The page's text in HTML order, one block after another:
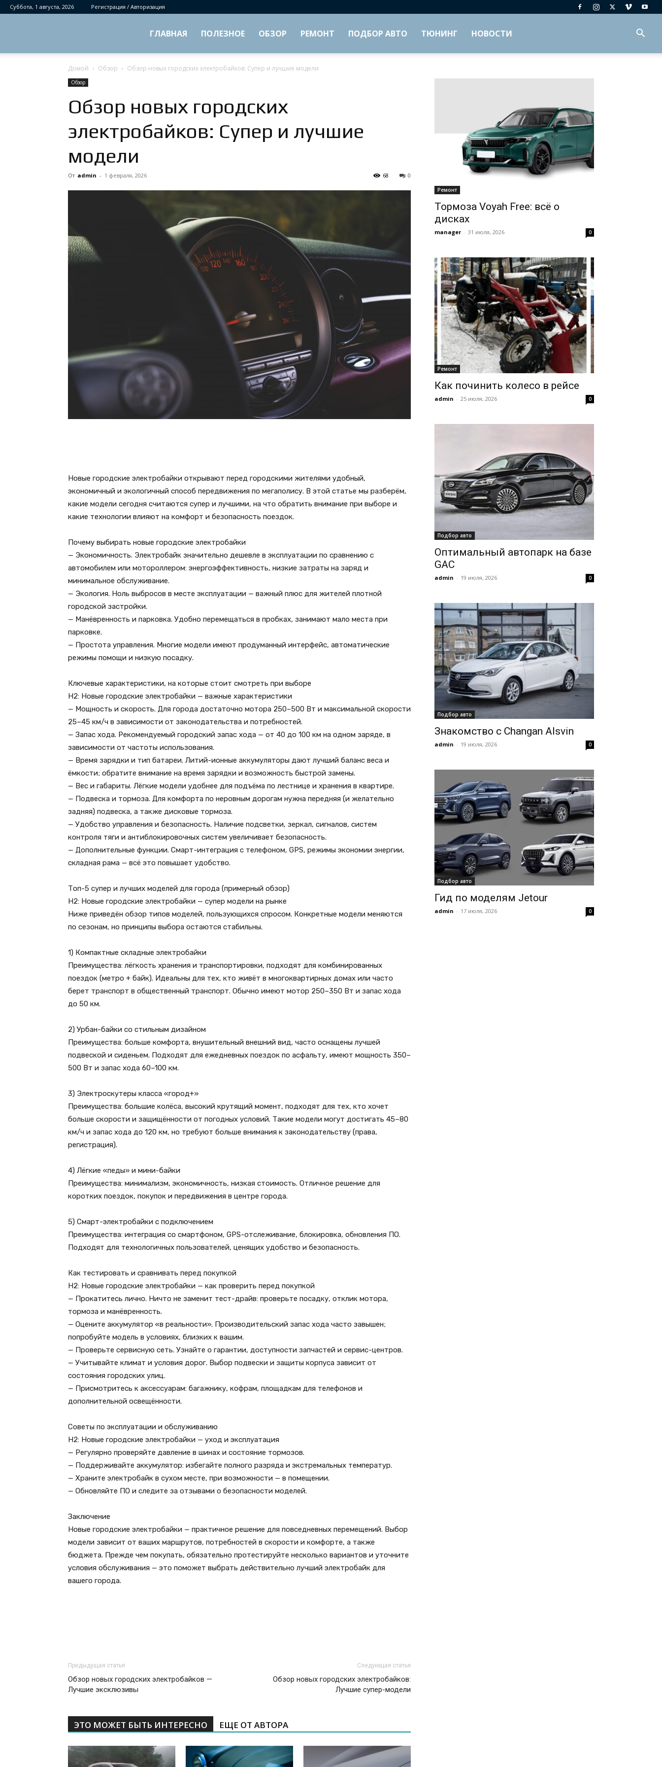
Суббота, 1 августа, 2026 Регистрация / Авторизация
ГЛАВНАЯ ПОЛЕЗНОЕ ОБЗОР РЕМОНТ ПОДБОР АВТО ТЮНИНГ НОВОСТИ
Домой Обзор Обзор новых городских электробайков: Супер и лучшие модели
Обзор
Обзор новых городских
электробайков: Супер и лучшие
модели
От admin - 1 февраля, 2026 0
68
Новые городские электробайки открывают перед городскими жителями удобный,
экономичный и экологичный способ передвижения по мегаполису. В этой статье мы разберём,
какие модели сегодня считаются супер и лучшими, на что обратить внимание при выборе и
какие технологии влияют на комфорт и безопасность поездок.
Почему выбирать новые городские электробайки
— Экономичность. Электробайк значительно дешевле в эксплуатации по сравнению с
автомобилем или мотороллером: энергоэффективность, низкие затраты на заряд и
минимальное обслуживание.
— Экология. Ноль выбросов в месте эксплуатации — важный плюс для жителей плотной
городской застройки.
— Манёвренность и парковка. Удобно перемещаться в пробках, занимают мало места при
парковке.
— Простота управления. Многие модели имеют продуманный интерфейс, автоматические
режимы помощи и низкую посадку.
Ключевые характеристики, на которые стоит смотреть при выборе
H2: Новые городские электробайки — важные характеристики
— Мощность и скорость. Для города достаточно мотора 250–500 Вт и максимальной скорости
25–45 км/ч в зависимости от законодательства и потребностей.
— Запас хода. Рекомендуемый городский запас хода — от 40 до 100 км на одном заряде, в
зависимости от частоты использования.
— Время зарядки и тип батареи. Литий-ионные аккумуляторы дают лучший баланс веса и
ёмкости; обратите внимание на время зарядки и возможность быстрой замены.
— Вес и габариты. Лёгкие модели удобнее для подъёма по лестнице и хранения в квартире.
— Подвеска и тормоза. Для комфорта по неровным дорогам нужна передняя (и желательно
задняя) подвеска, а также дисковые тормоза.
— Удобство управления и безопасность. Наличие подсветки, зеркал, сигналов, систем
контроля тяги и антиблокировочных систем увеличивает безопасность.
— Дополнительные функции. Смарт-интеграция с телефоном, GPS, режимы экономии энергии,
складная рама — всё это повышает удобство.
Топ-5 супер и лучших моделей для города (примерный обзор)
H2: Новые городские электробайки — супер модели на рынке
Ниже приведён обзор типов моделей, пользующихся спросом. Конкретные модели меняются
по сезонам, но принципы выбора остаются стабильны.
1) Компактные складные электробайки
Преимущества: лёгкость хранения и транспортировки, подходят для комбинированных
поездок (метро + байк). Идеальны для тех, кто живёт в многоквартирных домах или часто
берет транспорт в общественный транспорт. Обычно имеют мотор 250–350 Вт и запас хода
до 50 км.
2) Урбан-байки со стильным дизайном
Преимущества: больше комфорта, внушительный внешний вид, часто оснащены лучшей
подвеской и сиденьем. Подходят для ежедневных поездок по асфальту, имеют мощность 350–
500 Вт и запас хода 60–100 км.
3) Электроскутеры класса «город+»
Преимущества: большие колёса, высокий крутящий момент, подходят для тех, кто хочет
больше скорости и защищённости от погодных условий. Такие модели могут достигать 45–80
км/ч и запас хода до 120 км, но требуют больше внимания к законодательству (права,
регистрация).
4) Лёгкие «педы» и мини-байки
Преимущества: минимализм, экономичность, низкая стоимость. Отличное решение для
коротких поездок, покупок и передвижения в центре города.
5) Смарт-электробайки с подключением
Преимущества: интеграция со смартфоном, GPS-отслеживание, блокировка, обновления ПО.
Подходят для технологичных пользователей, ценящих удобство и безопасность.
Как тестировать и сравнивать перед покупкой
H2: Новые городские электробайки — как проверить перед покупкой
— Прокатитесь лично. Ничто не заменит тест-драйв: проверьте посадку, отклик мотора,
тормоза и манёвренность.
— Оцените аккумулятор «в реальности». Производительский запас хода часто завышен;
попробуйте модель в условиях, близких к вашим.
— Проверьте сервисную сеть. Узнайте о гарантии, доступности запчастей и сервис-центров.
— Учитывайте климат и условия дорог. Выбор подвески и защиты корпуса зависит от
состояния городских улиц.
— Присмотритесь к аксессуарам: багажнику, кофрам, площадкам для телефонов и
дополнительной освещённости.
Советы по эксплуатации и обслуживанию
H2: Новые городские электробайки — уход и эксплуатация
— Регулярно проверяйте давление в шинах и состояние тормозов.
— Поддерживайте аккумулятор: избегайте полного разряда и экстремальных температур.
— Храните электробайк в сухом месте, при возможности — в помещении.
— Обновляйте ПО и следите за отзывами о безопасности моделей.
Заключение
Новые городские электробайки — практичное решение для повседневных перемещений. Выбор
модели зависит от ваших маршрутов, потребностей в скорости и комфорте, а также
бюджета. Прежде чем покупать, обязательно протестируйте несколько вариантов и уточните
условия обслуживания — это поможет выбрать действительно лучший электробайк для
вашего города.
Предыдущая статья
Обзор новых городских электробайков —
Лучшие эксклюзивы
Следующая статья
Обзор новых городских электробайков:
Лучшие супер-модели
ЭТО МОЖЕТ БЫТЬ ИНТЕРЕСНО ЕЩЕ ОТ АВТОРА
Ремонт
Тормоза Voyah Free: всё о
дисках
manager - 31 июля, 2026 0
Ремонт
Как починить колесо в рейсе
admin - 25 июля, 2026 0
Подбор авто
Оптимальный автопарк на базе
GAC
admin - 19 июля, 2026 0
Подбор авто
Знакомство с Changan Alsvin
admin - 19 июля, 2026 0
Подбор авто
Гид по моделям Jetour
admin - 17 июля, 2026 0